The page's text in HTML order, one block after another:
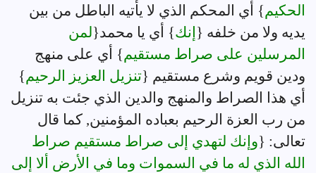
الحكيم} أي المحكم الذي لا يأتيه الباطل من بين
يديه ولا من خلفه { إنك} أي يا محمد{لمن
المرسلين على صراط مستقيم} أي على منهج
ودين قويم وشرع مستقيم {تنزيل العزيز الرحيم}
أي هذا الصراط والمنهج والدين الذي جئت به تنزيل
من رب العزة الرحيم بعباده المؤمنين, كما قال
تعالى: {وإنك لتهدي إلى صراط مستقيم صراط
الله الذي له ما في السموات وما في الأرض ألا إلى